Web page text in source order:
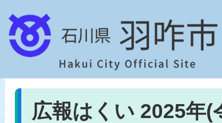
広報はくい 2025年(